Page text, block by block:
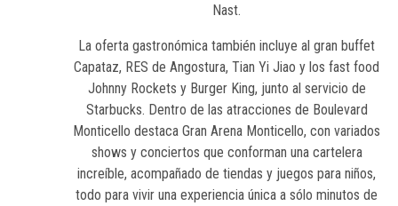
Nast.
La oferta gastronómica también incluye al gran buffet
Capataz, RES de Angostura, Tian Yi Jiao y los fast food
Johnny Rockets y Burger King, junto al servicio de
Starbucks. Dentro de las atracciones de Boulevard
Monticello destaca Gran Arena Monticello, con variados
shows y conciertos que conforman una cartelera
increíble, acompañado de tiendas y juegos para niños,
todo para vivir una experiencia única a sólo minutos de